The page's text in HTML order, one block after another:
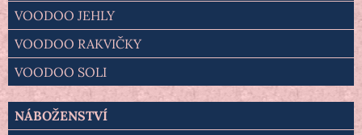
VOODOO JEHLY
VOODOO RAKVIČKY
VOODOO SOLI
NÁBOŽENSTVÍ